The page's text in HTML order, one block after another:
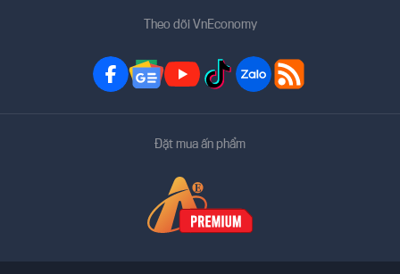
Theo dõi VnEconomy
Đặt mua ấn phẩm